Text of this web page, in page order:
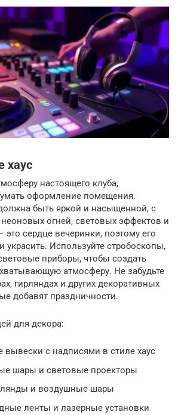
хаус
настоящего клуба,
оформление помещения.
быть яркой и насыщенной, с
огней, световых эффектов и
это сердце вечеринки, поэтому его
украсить. Используйте стробоскопы,
приборы, чтобы создать
атмосферу. Не забудьте
гирляндах и других декоративных
добавят праздничности.
для декора:
вывески с надписями в стиле хаус
шары и световые проекторы
и воздушные шары
ленты и лазерные установки